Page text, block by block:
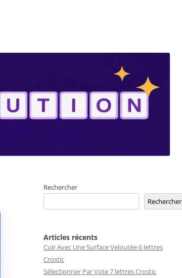
Rechercher
Rechercher
Articles récents
Cuir Avec Une Surface Veloutée 6 lettres
Crostic
Sélectionner Par Vote 7 lettres Crostic